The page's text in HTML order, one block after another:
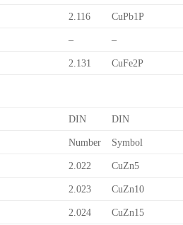
2.116 CuPb1P
– –
2.131 CuFe2P
DIN DIN
Number Symbol
2.022 CuZn5
2.023 CuZn10
2.024 CuZn15